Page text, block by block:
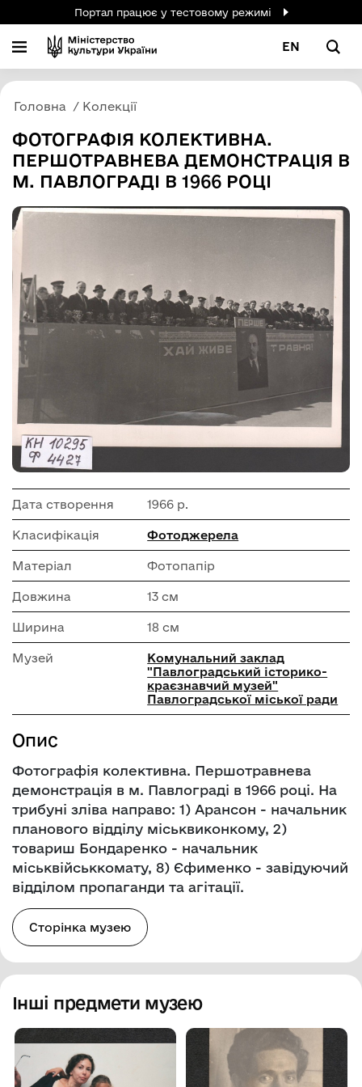
Портал працює у тестовому режимі
EN
Головна Колекції
ФОТОГРАФІЯ КОЛЕКТИВНА.
ПЕРШОТРАВНЕВА ДЕМОНСТРАЦІЯ В
М. ПАВЛОГРАДІ В 1966 РОЦІ
Дата створення 1966 р.
Класифікація Фотоджерела
Матеріал Фотопапір
Довжина 13 см
Ширина 18 см
Музей
Комунальний заклад
"Павлоградський історико-
краєзнавчий музей"
Павлоградської міської ради
Опис
Фотографія колективна. Першотравнева
демонстрація в м. Павлограді в 1966 році. На
трибуні зліва направо: 1) Арансон - начальник
планового відділу міськвиконкому, 2)
товариш Бондаренко - начальник
міськвійськкомату, 8) Єфименко - завідуючий
відділом пропаганди та агітації.
Сторінка музею
Інші предмети музею